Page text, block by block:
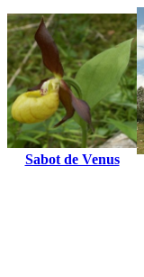
Sabot de Venus